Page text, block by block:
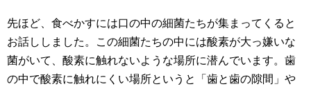
先ほど、食べかすには口の中の細菌たちが集まってくると
お話ししました。この細菌たちの中には酸素が大っ嫌いな
菌がいて、酸素に触れないような場所に潜んでいます。歯
の中で酸素に触れにくい場所というと「歯と歯の隙間」や